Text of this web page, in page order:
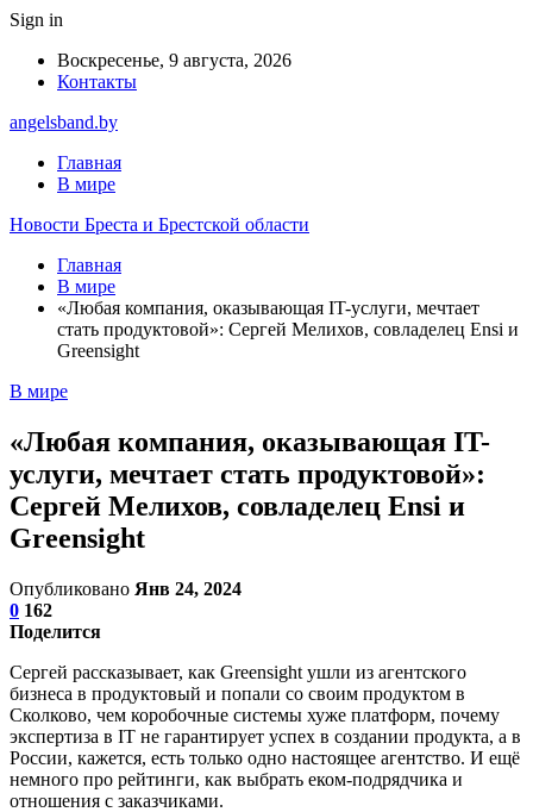
Sign in
Воскресенье, 9 августа, 2026
Контакты
angelsband.by
Главная
В мире
Новости Бреста и Брестской области
Главная
В мире
«Любая компания, оказывающая IT-услуги, мечтает
стать продуктовой»: Сергей Мелихов, совладелец Ensi и
Greensight
В мире
«Любая компания, оказывающая IT-
услуги, мечтает стать продуктовой»:
Сергей Мелихов, совладелец Ensi и
Greensight
Опубликовано Янв 24, 2024
0 162
Поделится
Сергей рассказывает, как Greensight ушли из агентского
бизнеса в продуктовый и попали со своим продуктом в
Сколково, чем коробочные системы хуже платформ, почему
экспертиза в IT не гарантирует успех в создании продукта, а в
России, кажется, есть только одно настоящее агентство. И ещё
немного про рейтинги, как выбрать еком-подрядчика и
отношения с заказчиками.